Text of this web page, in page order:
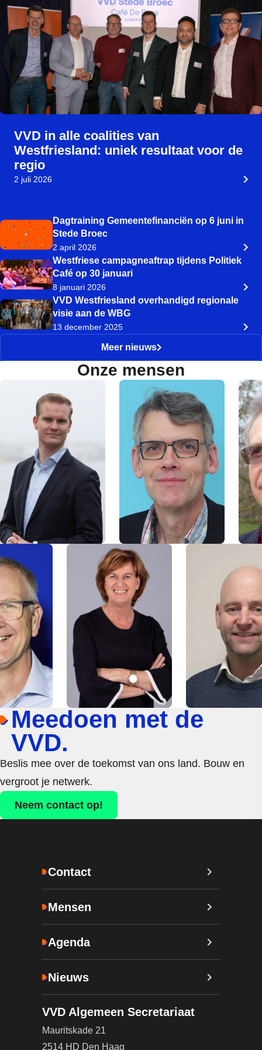
VVD in alle coalities van
Westfriesland: uniek resultaat voor de
regio
2 juli 2026
Dagtraining Gemeentefinanciën op 6 juni in
Stede Broec
2 april 2026
Westfriese campagneaftrap tijdens Politiek
Café op 30 januari
8 januari 2026
VVD Westfriesland overhandigd regionale
visie aan de WBG
13 december 2025
Meer nieuws
Onze mensen
Meedoen met de
VVD.
Beslis mee over de toekomst van ons land. Bouw en
vergroot je netwerk.
Neem contact op!
Contact
Mensen
Agenda
Nieuws
VVD Algemeen Secretariaat
Mauritskade 21
2514 HD Den Haag